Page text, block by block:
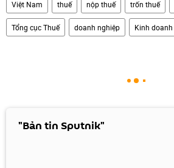
Việt Nam thuế nộp thuế trốn thuế
Tổng cục Thuế doanh nghiệp Kinh doanh
"Bản tin Sputnik"